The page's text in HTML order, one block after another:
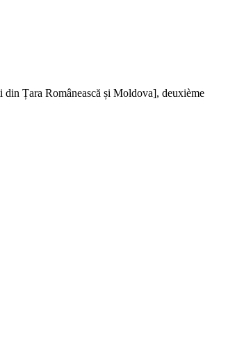
Țara Românească și Moldova], deuxième